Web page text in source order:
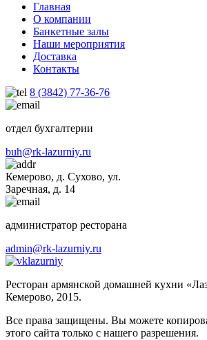
Главная
О компании
Банкетные залы
Наши мероприятия
Доставка
Контакты
8 (3842) 77-36-76
отдел бухгалтерии
buh@rk-lazurniy.ru
Кемерово, д. Сухово, ул.
Заречная, д. 14
администратор ресторана
admin@rk-lazurniy.ru
lazurniy
Ресторан армянской домашней кухни
Кемерово, 2015.
Все права защищены. Вы можете
этого сайта только с нашего разрешения.